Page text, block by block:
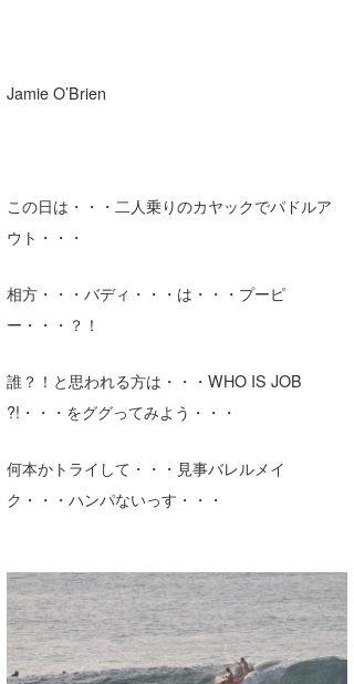
Jamie O’Brien
この日は・・・二人乗りのカヤックでパドルア
ウト・・・
相方・・・バディ・・・は・・・プーピ
ー・・・？！
誰？！と思われる方は・・・WHO IS JOB
?!・・・をググってみよう・・・
何本かトライして・・・見事バレルメイ
ク・・・ハンパないっす・・・